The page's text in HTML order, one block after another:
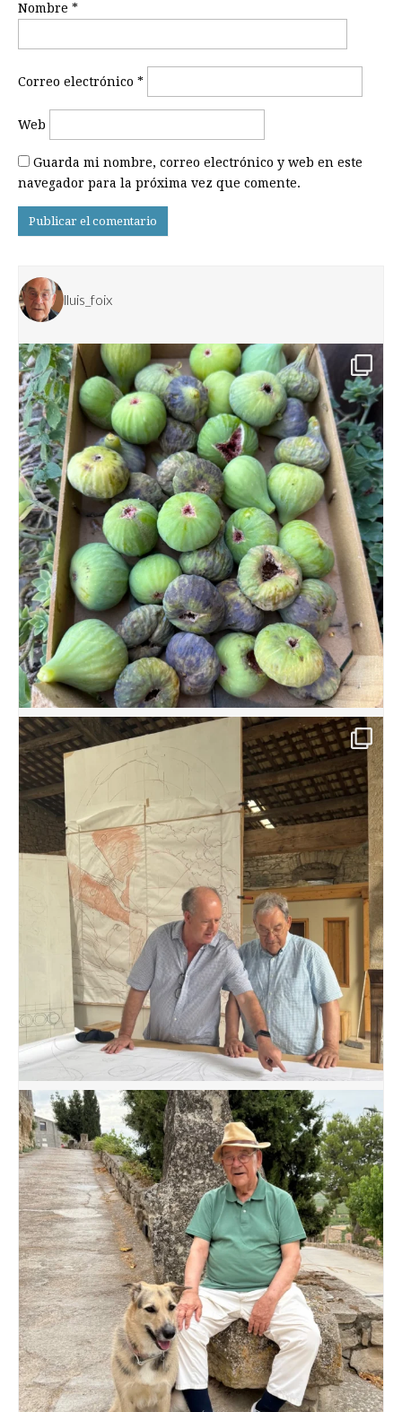
Nombre *
Correo electrónico *
Web
Guarda mi nombre, correo electrónico y web en este
navegador para la próxima vez que comente.
lluis_foix